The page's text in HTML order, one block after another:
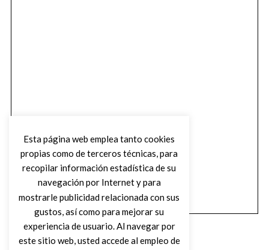
Esta página web emplea tanto cookies
propias como de terceros técnicas, para
recopilar información estadística de su
navegación por Internet y para
mostrarle publicidad relacionada con sus
gustos, así como para mejorar su
experiencia de usuario. Al navegar por
este sitio web, usted accede al empleo de